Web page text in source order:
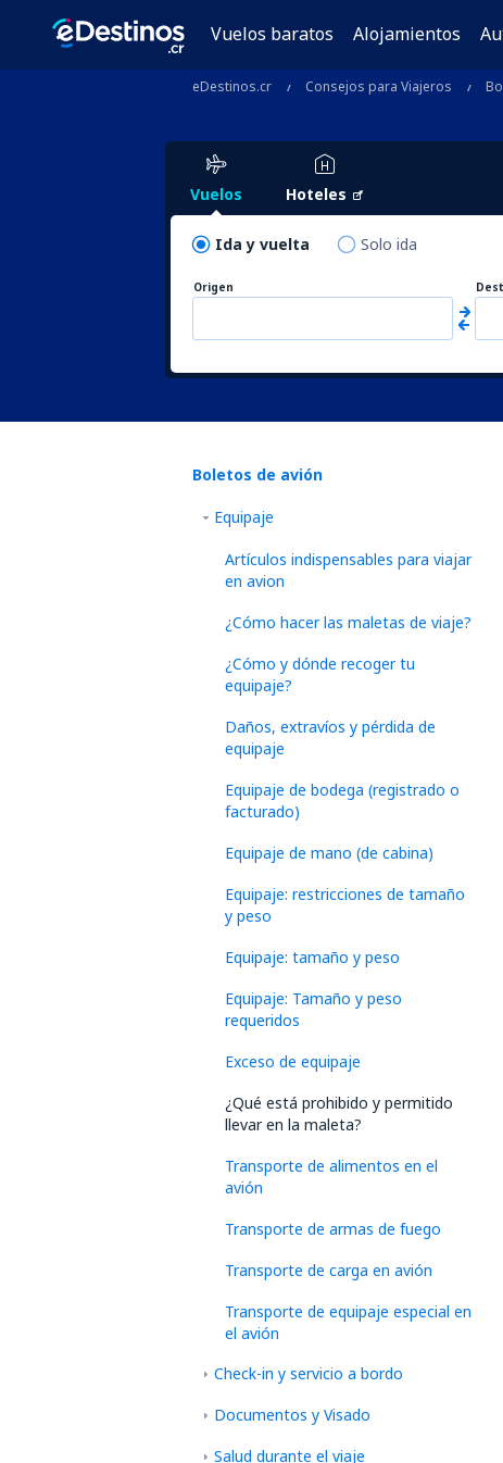
Vuelos baratos Alojamientos
eDestinos.cr Consejos para Viajeros
Vuelos Hoteles
Ida y vuelta Solo ida
Origen
Boletos de avión
Equipaje
Artículos indispensables para viajar
en avion
¿Cómo hacer las maletas de viaje?
¿Cómo y dónde recoger tu
equipaje?
Daños, extravíos y pérdida de
equipaje
Equipaje de bodega (registrado o
facturado)
Equipaje de mano (de cabina)
Equipaje: restricciones de tamaño
y peso
Equipaje: tamaño y peso
Equipaje: Tamaño y peso
requeridos
Exceso de equipaje
¿Qué está prohibido y permitido
llevar en la maleta?
Transporte de alimentos en el
avión
Transporte de armas de fuego
Transporte de carga en avión
Transporte de equipaje especial en
el avión
Check-in y servicio a bordo
Documentos y Visado
Salud durante el viaje